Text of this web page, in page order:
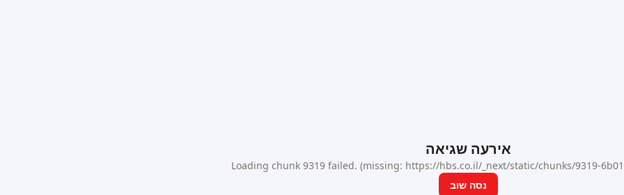
אירעה שגיאה
Loading chunk 9319 failed. (missing: https://hbs.co.il/_next/static/chunks/9319-
נסה שוב